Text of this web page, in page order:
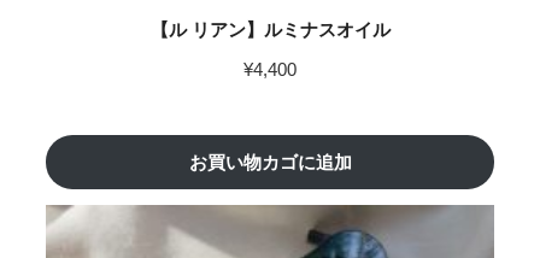
【ル リアン】ルミナスオイル
¥4,400
お買い物カゴに追加